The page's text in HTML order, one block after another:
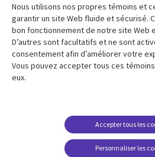
Ressources
Articles
Études de cas
Social
Media
Global
FR
Nous utilisons nos propres témoins et
garantir un site Web fluide et sécurisé.
bon fonctionnement de notre site Web
D’autres sont facultatifs et ne sont
consentement afin d’améliorer votre
Vous pouvez accepter tous ces
eux.
Personnaliser les
Accepter tous les